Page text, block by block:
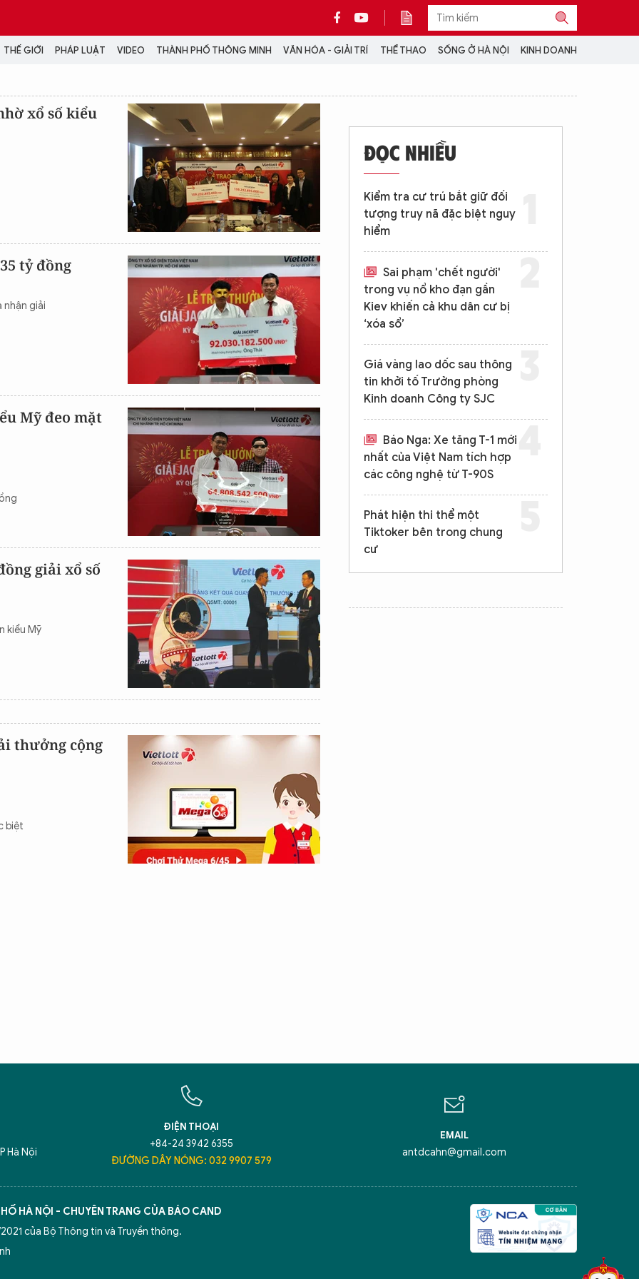
THẾ GIỚI PHÁP LUẬT VIDEO THÀNH PHỐ THÔNG MINH VĂN HÓA - GIẢI TRÍ THỂ THAO SỐNG Ở HÀ NỘI KINH DOANH
VIDEO
PODCAST
ẢNH
LONGFORM
INFOGRAPHIC
LỊCH VẠN SỰ
CỘNG TÁC VỚI ANTĐ
TRA CỨU XE
HOTLINE: 032 9907 579
xổ số kiểu
tỷ đồng
nhận giải
Mỹ đeo mặt
giải xổ số
kiểu Mỹ
thưởng cộng
biệt
ĐỌC NHIỀU
Kiểm tra cư trú bắt giữ đối
tượng truy nã đặc biệt nguy
hiểm
Sai phạm 'chết người'
trong vụ nổ kho đạn gần
Kiev khiến cả khu dân cư bị
‘xóa sổ’
Giá vàng lao dốc sau thông
tin khởi tố Trưởng phòng
Kinh doanh Công ty SJC
Báo Nga: Xe tăng T-1 mới
nhất của Việt Nam tích hợp
các công nghệ từ T-90S
Phát hiện thi thể một
Tiktoker bên trong chung
cư
Hà Nội
ĐIỆN THOẠI
+84-24 3942 6355
ĐƯỜNG DÂY NÓNG: 032 9907 579
EMAIL
antdcahn@gmail.com
HÀ NỘI - CHUYÊN TRANG CỦA BÁO CAND
của Bộ Thông tin và Truyền thông.
5 điểm nghẽn của Hà Nội
giải pháp xử lý điểm nghẽn của Thủ đô
50 năm Báo An ninh Thủ đô